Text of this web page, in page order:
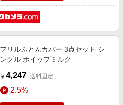
フリルふとんカバー 3点セット シ
ングル ホイップミルク
￥ 4,247+送料固定
2.5%